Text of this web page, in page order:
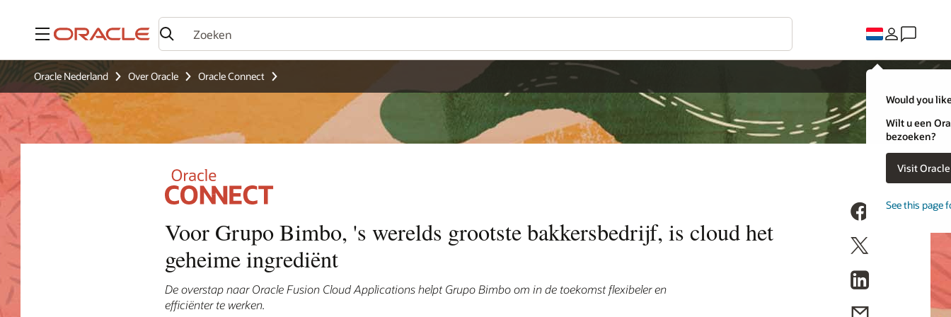
Menu
Would you
Wilt u een
bezoeken?
Visit
See this page
Oracle Nederland Over Oracle Oracle Connect
Voor Grupo Bimbo, 's werelds grootste bakkersbedrijf, is cloud het
geheime ingrediënt
De overstap naar Oracle Fusion Cloud Applications helpt Grupo Bimbo om in de toekomst flexibeler en
efficiënter te werken.